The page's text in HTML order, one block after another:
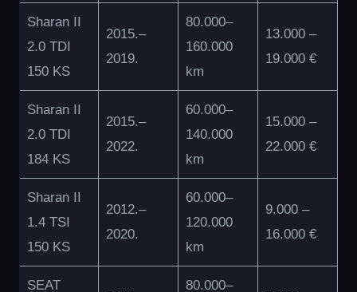
Sharan II
2.0 TDI
150 KS
2015.–
2019.
80.000–
160.000
km
13.000 –
19.000 €
Sharan II
2.0 TDI
184 KS
2015.–
2022.
60.000–
140.000
km
15.000 –
22.000 €
Sharan II
1.4 TSI
150 KS
2012.–
2020.
60.000–
120.000
km
9.000 –
16.000 €
SEAT
80.000–